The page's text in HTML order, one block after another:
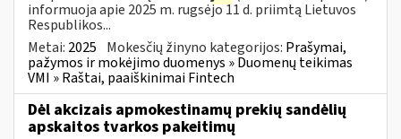
informuoja apie 2025 m. rugsėjo 11 d. priimtą Lietuvos
Respublikos...
Metai: 2025 Mokesčių žinyno kategorijos: Prašymai,
pažymos ir mokėjimo duomenys » Duomenų teikimas
VMI » Raštai, paaiškinimai Fintech
Dėl akcizais apmokestinamų prekių sandėlių
apskaitos tvarkos pakeitimų